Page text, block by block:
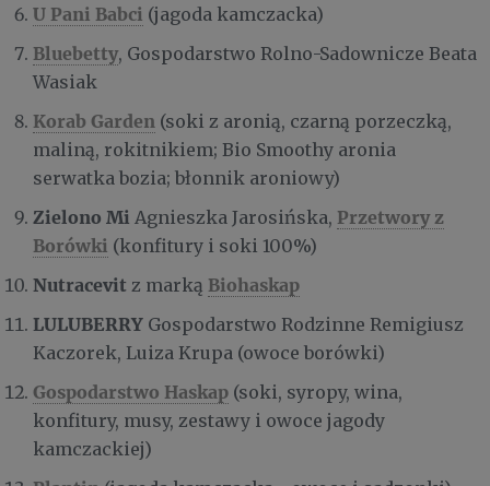
U Pani Babci (jagoda kamczacka)
Bluebetty, Gospodarstwo Rolno-Sadownicze Beata
Wasiak
Korab Garden (soki z aronią, czarną porzeczką,
maliną, rokitnikiem; Bio Smoothy aronia
serwatka bozia; błonnik aroniowy)
Zielono Mi Agnieszka Jarosińska, Przetwory z
Borówki (konfitury i soki 100%)
Nutracevit z marką Biohaskap
LULUBERRY Gospodarstwo Rodzinne Remigiusz
Kaczorek, Luiza Krupa (owoce borówki)
Gospodarstwo Haskap (soki, syropy, wina,
konfitury, musy, zestawy i owoce jagody
kamczackiej)